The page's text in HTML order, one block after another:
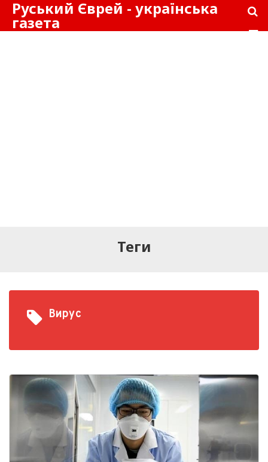
Руський Єврей - українська
газета
Теги
Вирус